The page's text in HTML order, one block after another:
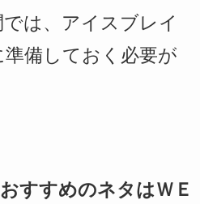
は、アイスブレイ
備しておく必要が
すすめのネタはＷＥ